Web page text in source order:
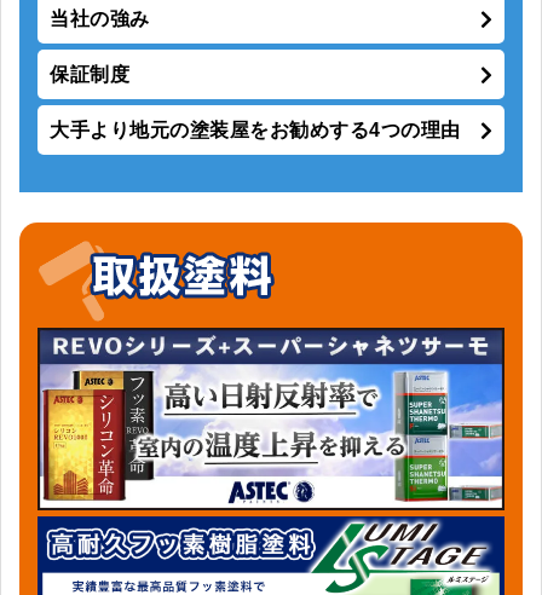
当社の強み
保証制度
大手より地元の塗装屋をお勧めする4つの理由